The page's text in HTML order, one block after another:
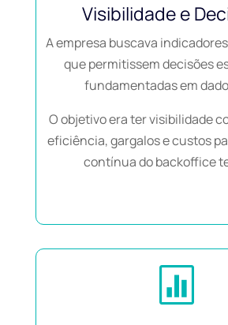
Visibilidade e
A empresa buscava
que permitissem decisões
fundamentadas em
O objetivo era ter visibilidade
eficiência, gargalos e custos
contínua do backoffice
